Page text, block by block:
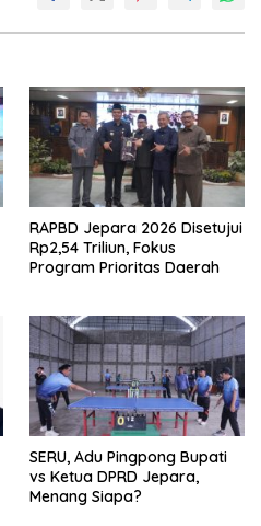
RAPBD Jepara 2026 Disetujui
Rp2,54 Triliun, Fokus
Program Prioritas Daerah
SERU, Adu Pingpong Bupati
vs Ketua DPRD Jepara,
Menang Siapa?